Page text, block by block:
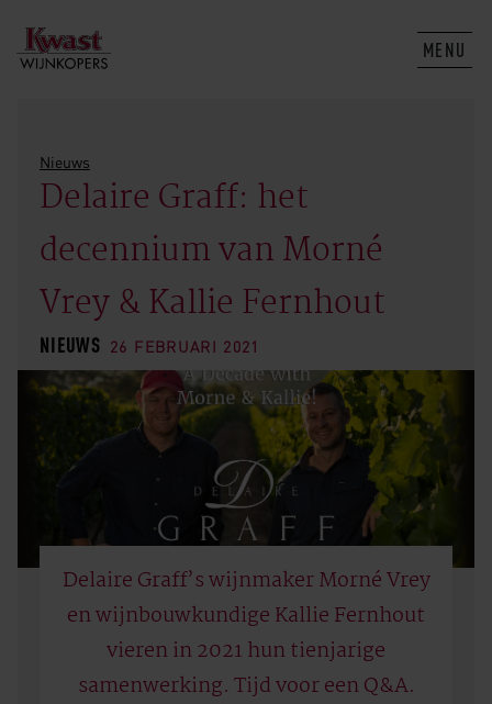
MENU
Nieuws
Delaire Graff: het
decennium van Morné
Vrey & Kallie Fernhout
NIEUWS 26 FEBRUARI 2021
Delaire Graff’s wijnmaker Morné Vrey
en wijnbouwkundige Kallie Fernhout
vieren in 2021 hun tienjarige
samenwerking. Tijd voor een Q&A.